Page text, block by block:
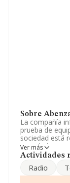
Sobre
La compañía
prueba de
sociedad está
actividad
4321. No
Para más
Ver más
Actividades
Radio